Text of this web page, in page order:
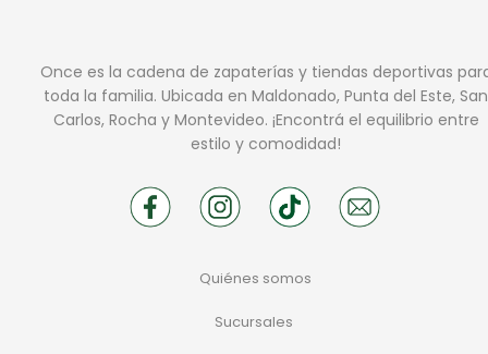
Once es la cadena de zapaterías y tiendas deportivas
toda la familia. Ubicada en Maldonado, Punta del Este, San
Carlos, Rocha y Montevideo. ¡Encontrá el equilibrio entre
estilo y comodidad!
Quiénes somos
Sucursales